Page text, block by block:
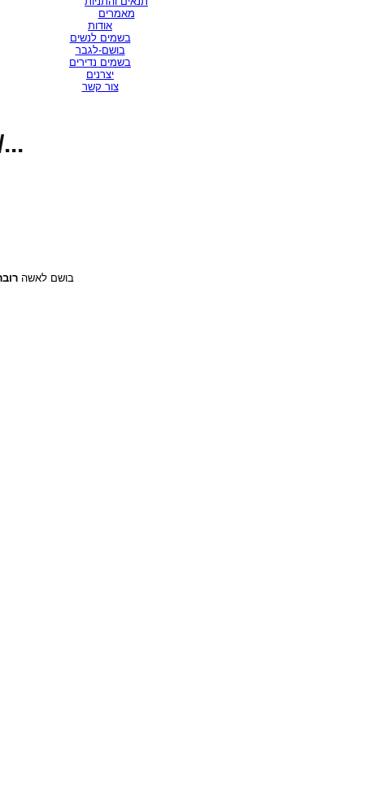
מאמרים
אודות
בשמים לנשים
בושם-לגבר
בשמים נדירים
יצרנים
צור קשר
בושם לאשה